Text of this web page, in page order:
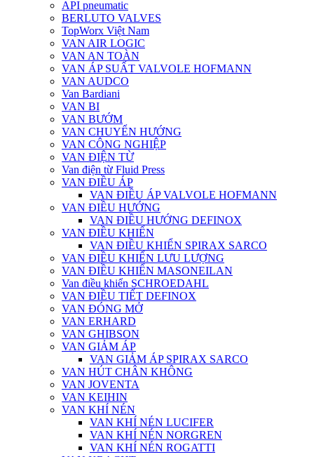
API pneumatic
BERLUTO VALVES
TopWorx Việt Nam
VAN AIR LOGIC
VAN AN TOÀN
VAN ÁP SUẤT VALVOLE HOFMANN
VAN AUDCO
Van Bardiani
VAN BI
VAN BƯỚM
VAN CHUYỂN HƯỚNG
VAN CÔNG NGHIỆP
VAN ĐIỆN TỪ
Van điện từ Fluid Press
VAN ĐIỀU ÁP
VAN ĐIỀU ÁP VALVOLE HOFMANN
VAN ĐIỀU HƯỚNG
VAN ĐIỀU HƯỚNG DEFINOX
VAN ĐIỀU KHIỂN
VAN ĐIỀU KHIỂN SPIRAX SARCO
VAN ĐIỀU KHIỂN LƯU LƯỢNG
VAN ĐIỀU KHIỂN MASONEILAN
Van điều khiển SCHROEDAHL
VAN ĐIỀU TIẾT DEFINOX
VAN ĐÓNG MỞ
VAN ERHARD
VAN GHIBSON
VAN GIẢM ÁP
VAN GIẢM ÁP SPIRAX SARCO
VAN HÚT CHÂN KHÔNG
VAN JOVENTA
VAN KEIHIN
VAN KHÍ NÉN
VAN KHÍ NÉN LUCIFER
VAN KHÍ NÉN NORGREN
VAN KHÍ NÉN ROGATTI